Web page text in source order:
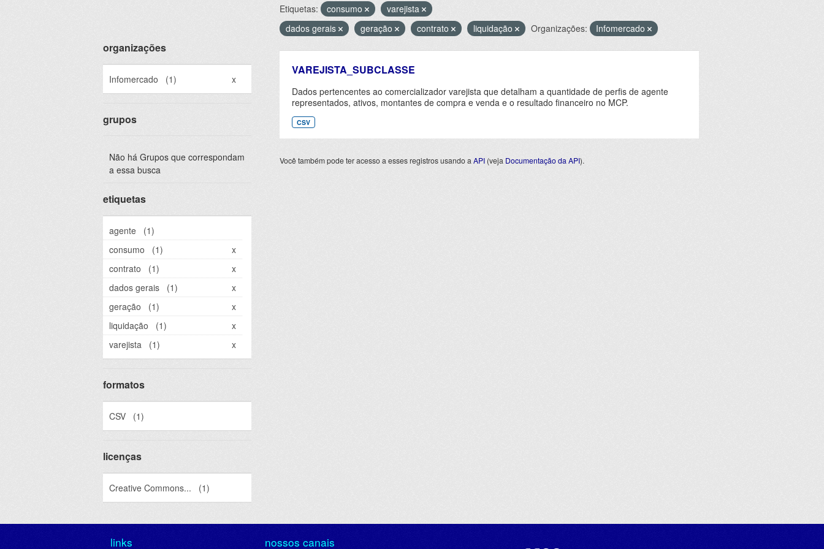
organizações
Infomercado (1) x
grupos
Não há Grupos que correspondam
a essa busca
etiquetas
agente
(1)
consumo
(1)
x
contrato
(1)
x
dados gerais
(1)
x
geração
(1)
x
liquidação
(1)
x
varejista
(1) x
formatos
CSV (1)
licenças
Creative Commons... (1)
Etiquetas: consumo
varejista
dados gerais
geração contrato liquidação Organizações: Infomercado
VAREJISTA_SUBCLASSE
Dados pertencentes ao comercializador varejista que detalham a quantidade de perfis de agente
representados, ativos, montantes de compra e venda e o resultado financeiro no MCP.
CSV
Você também pode ter acesso a esses registros usando a API (veja Documentação da API).
links nossos canais